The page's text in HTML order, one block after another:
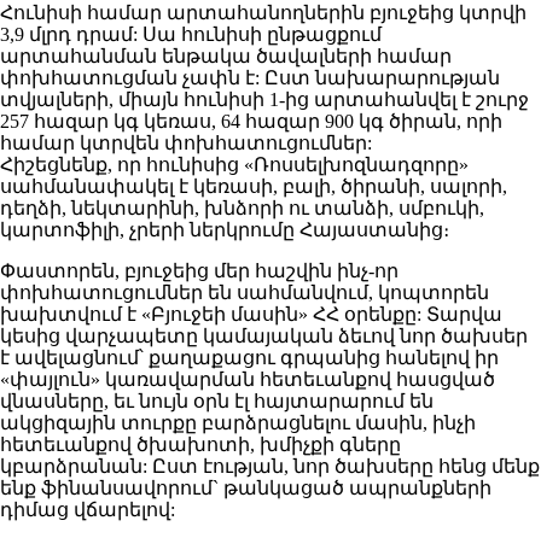
Հունիսի համար արտահանողներին բյուջեից կտրվի
3,9 մլրդ դրամ: Սա հունիսի ընթացքում
արտահանման ենթակա ծավալների համար
փոխհատուցման չափն է: Ըստ նախարարության
տվյալների, միայն հունիսի 1-ից արտահանվել է շուրջ
257 հազար կգ կեռաս, 64 հազար 900 կգ ծիրան, որի
համար կտրվեն փոխհատուցումներ:
Հիշեցնենք, որ հունիսից «Ռոսսելխոզնադզորը»
սահմանափակել է կեռասի, բալի, ծիրանի, սալորի,
դեղձի, նեկտարինի, խնձորի ու տանձի, սմբուկի,
կարտոֆիլի, չրերի ներկրումը Հայաստանից։
Փաստորեն, բյուջեից մեր հաշվին ինչ-որ
փոխհատուցումներ են սահմանվում, կոպտորեն
խախտվում է «Բյուջեի մասին» ՀՀ օրենքը: Տարվա
կեսից վարչապետը կամայական ձեւով նոր ծախսեր
է ավելացնում՝ քաղաքացու գրպանից հանելով իր
«փայլուն» կառավարման հետեւանքով հասցված
վնասները, եւ նույն օրն էլ հայտարարում են
ակցիզային տուրքը բարձրացնելու մասին, ինչի
հետեւանքով ծխախոտի, խմիչքի գները
կբարձրանան: Ըստ էության, նոր ծախսերը հենց մենք
ենք ֆինանսավորում` թանկացած ապրանքների
դիմաց վճարելով: